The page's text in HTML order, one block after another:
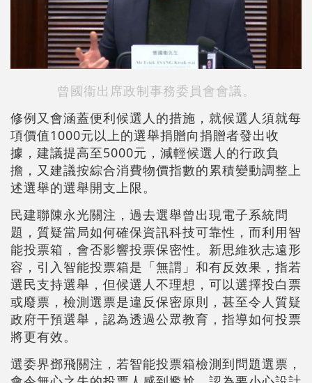
曾國衞出席政制事務委員會會議。
修例又會涵蓋便利候選人的措施，就候選人須就每
項價值1000元以上的選舉捐贈向捐贈者發出收
據，建議提高至5000元，減輕候選人的行政負
擔，又建議按綜合消費物價指數的累積變動調整上
述選舉的選舉開支上限。
民建聯陳永光關注，過去選舉曾出現電子系統問
題，質疑當局如何確保資訊科技可靠性，而利用智
能投票箱，會否影響投票保密性。新思維狄志遠形
容，引入智能投票箱是「無謂」和有反效果，指若
選民支持選舉，但候選人不理想，可以選擇投白票
或廢票，檢測選票是違反保密原則，甚至令人質疑
政府干預選舉，認為透過公眾教育，指導如何投票
將更有效。
選委界鄧飛關注，若智能投票箱檢測到問題選票，